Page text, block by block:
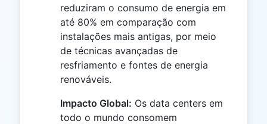
reduziram o consumo de energia em
até 80% em comparação com
instalações mais antigas, por meio
de técnicas avançadas de
resfriamento e fontes de energia
renováveis.
Impacto Global: Os data centers em
todo o mundo consomem